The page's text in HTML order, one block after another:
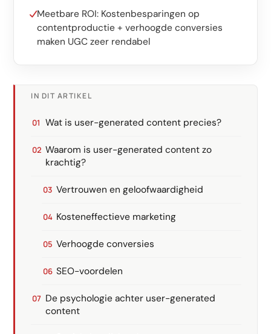
Meetbare ROI: Kostenbesparingen op
contentproductie + verhoogde conversies
maken UGC zeer rendabel
IN DIT ARTIKEL
Wat is user-generated content precies?
Waarom is user-generated content zo
krachtig?
Vertrouwen en geloofwaardigheid
Kosteneffectieve marketing
Verhoogde conversies
SEO-voordelen
De psychologie achter user-generated
content